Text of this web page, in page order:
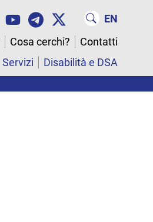
EN
Cosa cerchi?
Contatti
Servizi Disabilità e DSA